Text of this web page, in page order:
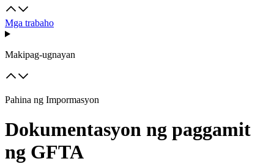
Mga trabaho
Makipag-ugnayan
Pahina ng Impormasyon
Dokumentasyon ng paggamit
ng GFTA